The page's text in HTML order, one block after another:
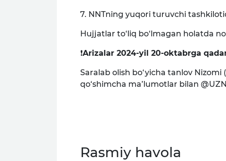
7. NNTning yuqori turuvchi
Hujjatlar to‘liq bo‘lmagan holatda
❗️Arizalar 2024-yil 20-oktabrga
Saralab olish bo‘yicha tanlov
qo‘shimcha ma’lumotlar bilan
Rasmiy havola